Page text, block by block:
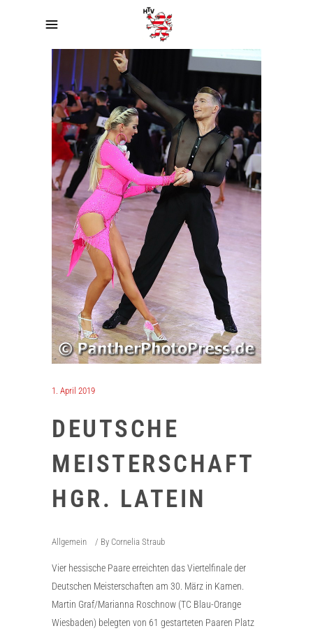
1. April 2019
DEUTSCHE
MEISTERSCHAFT
HGR. LATEIN
Allgemein By Cornelia Straub
Vier hessische Paare erreichten das Viertelfinale der
Deutschen Meisterschaften am 30. März in Kamen.
Martin Graf/Marianna Roschnow (TC Blau-Orange
Wiesbaden) belegten von 61 gestarteten Paaren Platz